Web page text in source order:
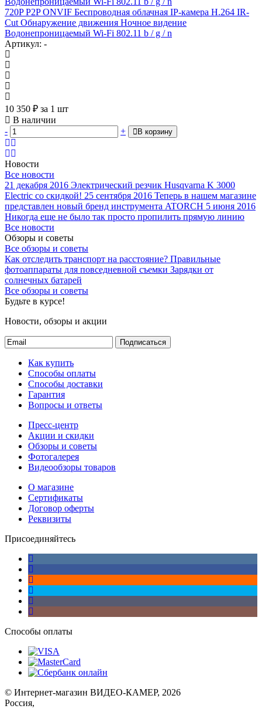
720P P2P ONVIF Беспроводная облачная IP-камера H.264 IR-
Cut Обнаружение движения Ночное видение
Водонепроницаемый Wi-Fi 802.11 b / g / n
Артикул: -
10 350 ₽ за 1 шт
В наличии
-
+ В корзину
Новости
Все новости
21 декабря 2016 Электрический резчик Husqvarna K 3000
Electric со скидкой! 25 сентября 2016 Теперь в нашем магазине
представлен новый бренд инструмента ATORCH 5 июня 2016
Никогда еще не было так просто пропилить прямую линию
Все новости
Обзоры и советы
Все обзоры и советы
Как отследить транспорт на расстояние? Правильные
фотоаппараты для повседневной съемки Зарядки от
солнечных батарей
Все обзоры и советы
Будьте в курсе!
Новости, обзоры и акции
Подписаться
Как купить
Способы оплаты
Способы доставки
Гарантия
Вопросы и ответы
Пресс-центр
Акции и скидки
Обзоры и советы
Фотогалерея
Видеообзоры товаров
О магазине
Сертификаты
Договор оферты
Реквизиты
Присоединяйтесь
Способы оплаты
© Интернет-магазин ВИДЕО-КАМЕР, 2026
Россия,